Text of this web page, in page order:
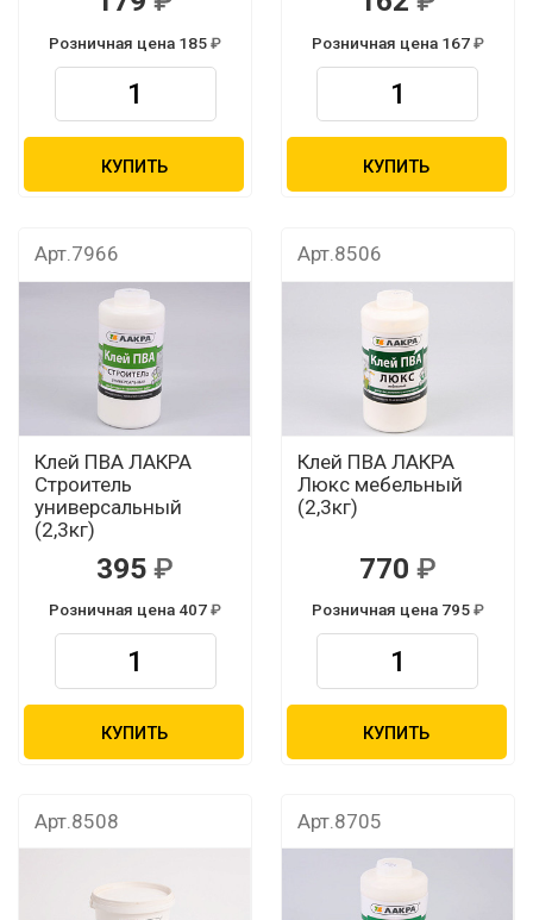
Розничная цена 185
КУПИТЬ
Розничная цена 167
КУПИТЬ
Арт.7966
Клей ПВА ЛАКРА
Строитель
универсальный
(2,3кг)
395
Розничная цена 407
КУПИТЬ
Арт.8506
Клей ПВА ЛАКРА
Люкс мебельный
(2,3кг)
770
Розничная цена 795
КУПИТЬ
Арт.8508 Арт.8705